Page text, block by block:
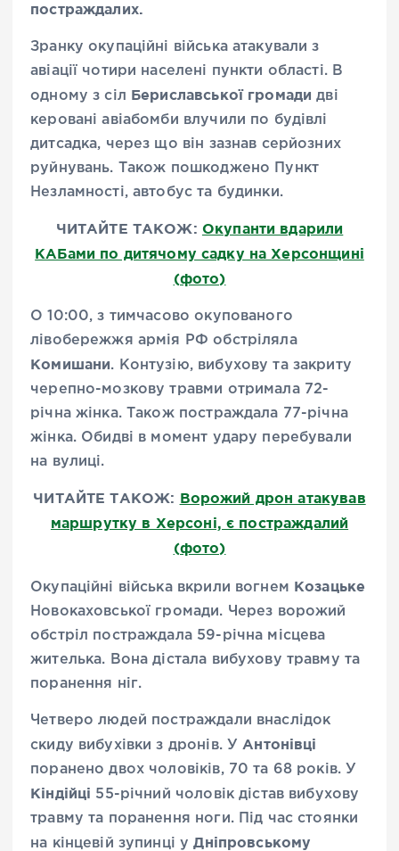
постраждалих.
Зранку окупаційні війська атакували з
авіації чотири населені пункти області. В
одному з сіл Бериславської громади дві
керовані авіабомби влучили по будівлі
дитсадка, через що він зазнав серйозних
руйнувань. Також пошкоджено Пункт
Незламності, автобус та будинки.
ЧИТАЙТЕ ТАКОЖ: Окупанти вдарили
КАБами по дитячому садку на Херсонщині
(фото)
О 10:00, з тимчасово окупованого
лівобережжя армія РФ обстріляла
Комишани. Контузію, вибухову та закриту
черепно-мозкову травми отримала 72-
річна жінка. Також постраждала 77-річна
жінка. Обидві в момент удару перебували
на вулиці.
ЧИТАЙТЕ ТАКОЖ: Ворожий дрон атакував
маршрутку в Херсоні, є постраждалий
(фото)
Окупаційні війська вкрили вогнем Козацьке
Новокаховської громади. Через ворожий
обстріл постраждала 59-річна місцева
жителька. Вона дістала вибухову травму та
поранення ніг.
Четверо людей постраждали внаслідок
скиду вибухівки з дронів. У Антонівці
поранено двох чоловіків, 70 та 68 років. У
Кіндійці 55-річний чоловік дістав вибухову
травму та поранення ноги. Під час стоянки
на кінцевій зупинці уДніпровському